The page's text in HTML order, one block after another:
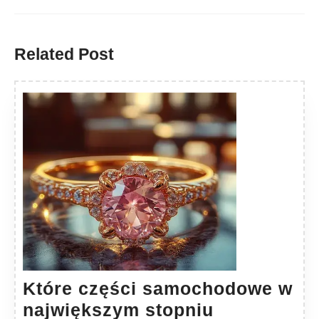
Related Post
Które części samochodowe w
największym stopniu